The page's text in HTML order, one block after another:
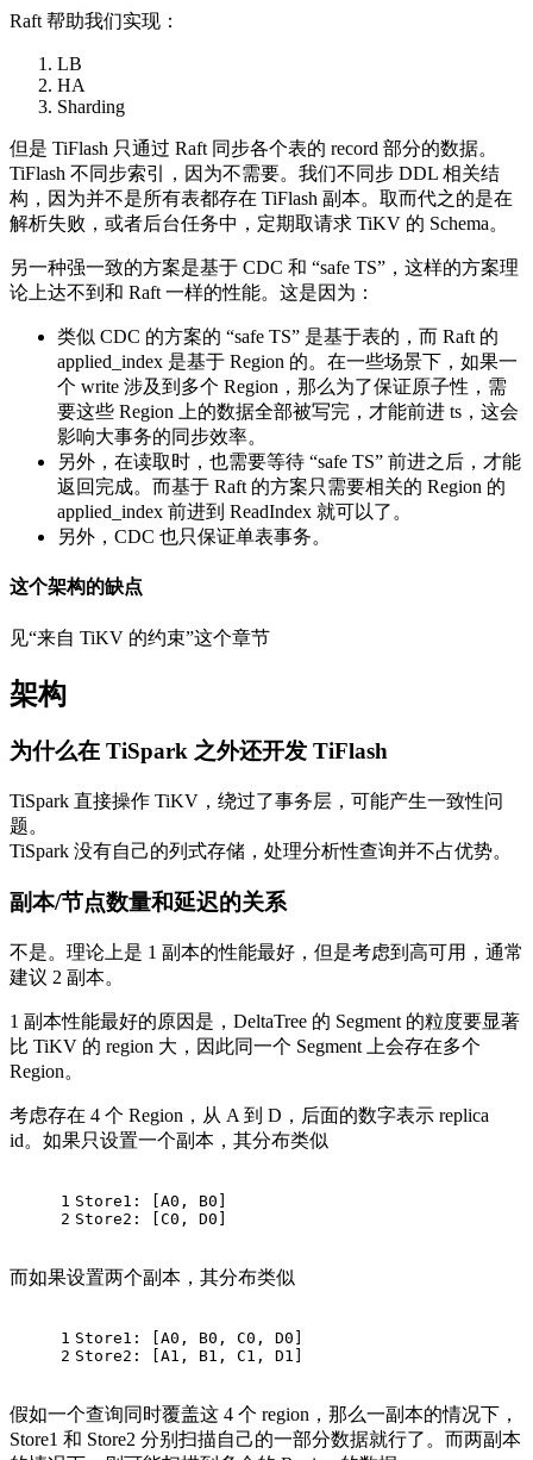
Raft 帮助我们实现：
LB
HA
Sharding
但是 TiFlash 只通过 Raft 同步各个表的 record 部分的数据。
TiFlash 不同步索引，因为不需要。我们不同步 DDL 相关结
构，因为并不是所有表都存在 TiFlash 副本。取而代之的是在
解析失败，或者后台任务中，定期取请求 TiKV 的 Schema。
另一种强一致的方案是基于 CDC 和 “safe TS”，这样的方案理
论上达不到和 Raft 一样的性能。这是因为：
类似 CDC 的方案的 “safe TS” 是基于表的，而 Raft 的
applied_index 是基于 Region 的。在一些场景下，如果一
个 write 涉及到多个 Region，那么为了保证原子性，需
要这些 Region 上的数据全部被写完，才能前进 ts，这会
影响大事务的同步效率。
另外，在读取时，也需要等待 “safe TS” 前进之后，才能
返回完成。而基于 Raft 的方案只需要相关的 Region 的
applied_index 前进到 ReadIndex 就可以了。
另外，CDC 也只保证单表事务。
这个架构的缺点
见“来自 TiKV 的约束”这个章节
架构
为什么在 TiSpark 之外还开发 TiFlash
TiSpark 直接操作 TiKV，绕过了事务层，可能产生一致性问
题。
TiSpark 没有自己的列式存储，处理分析性查询并不占优势。
副本/节点数量和延迟的关系
不是。理论上是 1 副本的性能最好，但是考虑到高可用，通常
建议 2 副本。
1 副本性能最好的原因是，DeltaTree 的 Segment 的粒度要显著
比 TiKV 的 region 大，因此同一个 Segment 上会存在多个
Region。
考虑存在 4 个 Region，从 A 到 D，后面的数字表示 replica
id。如果只设置一个副本，其分布类似
1
2
Store1: [A0, B0]
Store2: [C0, D0]
而如果设置两个副本，其分布类似
1
2
Store1: [A0, B0, C0, D0]
Store2: [A1, B1, C1, D1]
假如一个查询同时覆盖这 4 个 region，那么一副本的情况下，
Store1 和 Store2 分别扫描自己的一部分数据就行了。而两副本